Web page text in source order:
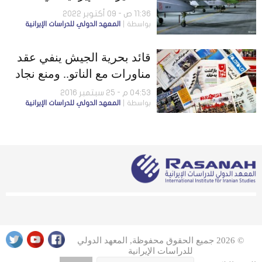
أوكرانيا
11:36 ص - 09 أكتوبر 2022
بواسطة المعهد الدولي للدراسات الإيرانية
قائد بحرية الجيش ينفي عقد
مناورات مع الناتو.. ومنع نجاد
من الانتخابات
04:53 م - 25 سبتمبر 2016
بواسطة المعهد الدولي للدراسات الإيرانية
© 2026 جميع الحقوق محفوظة, المعهد الدولي
للدراسات الإيرانية